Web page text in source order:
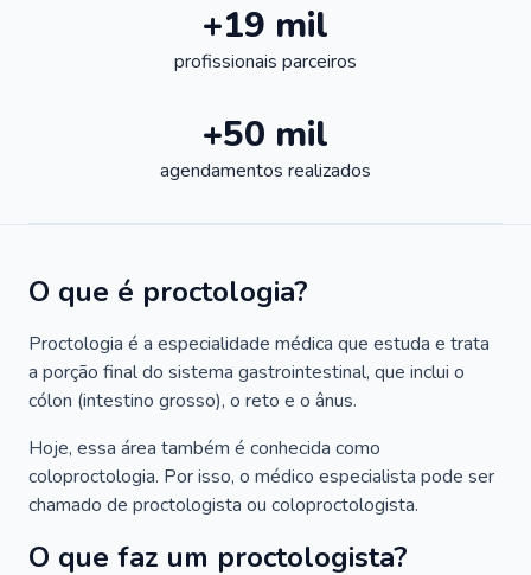
+19 mil
profissionais parceiros
+50 mil
agendamentos realizados
O que é proctologia?
Proctologia é a especialidade médica que estuda e trata
a porção final do sistema gastrointestinal, que inclui o
cólon (intestino grosso), o reto e o ânus.
Hoje, essa área também é conhecida como
coloproctologia. Por isso, o médico especialista pode ser
chamado de proctologista ou coloproctologista.
O que faz um proctologista?